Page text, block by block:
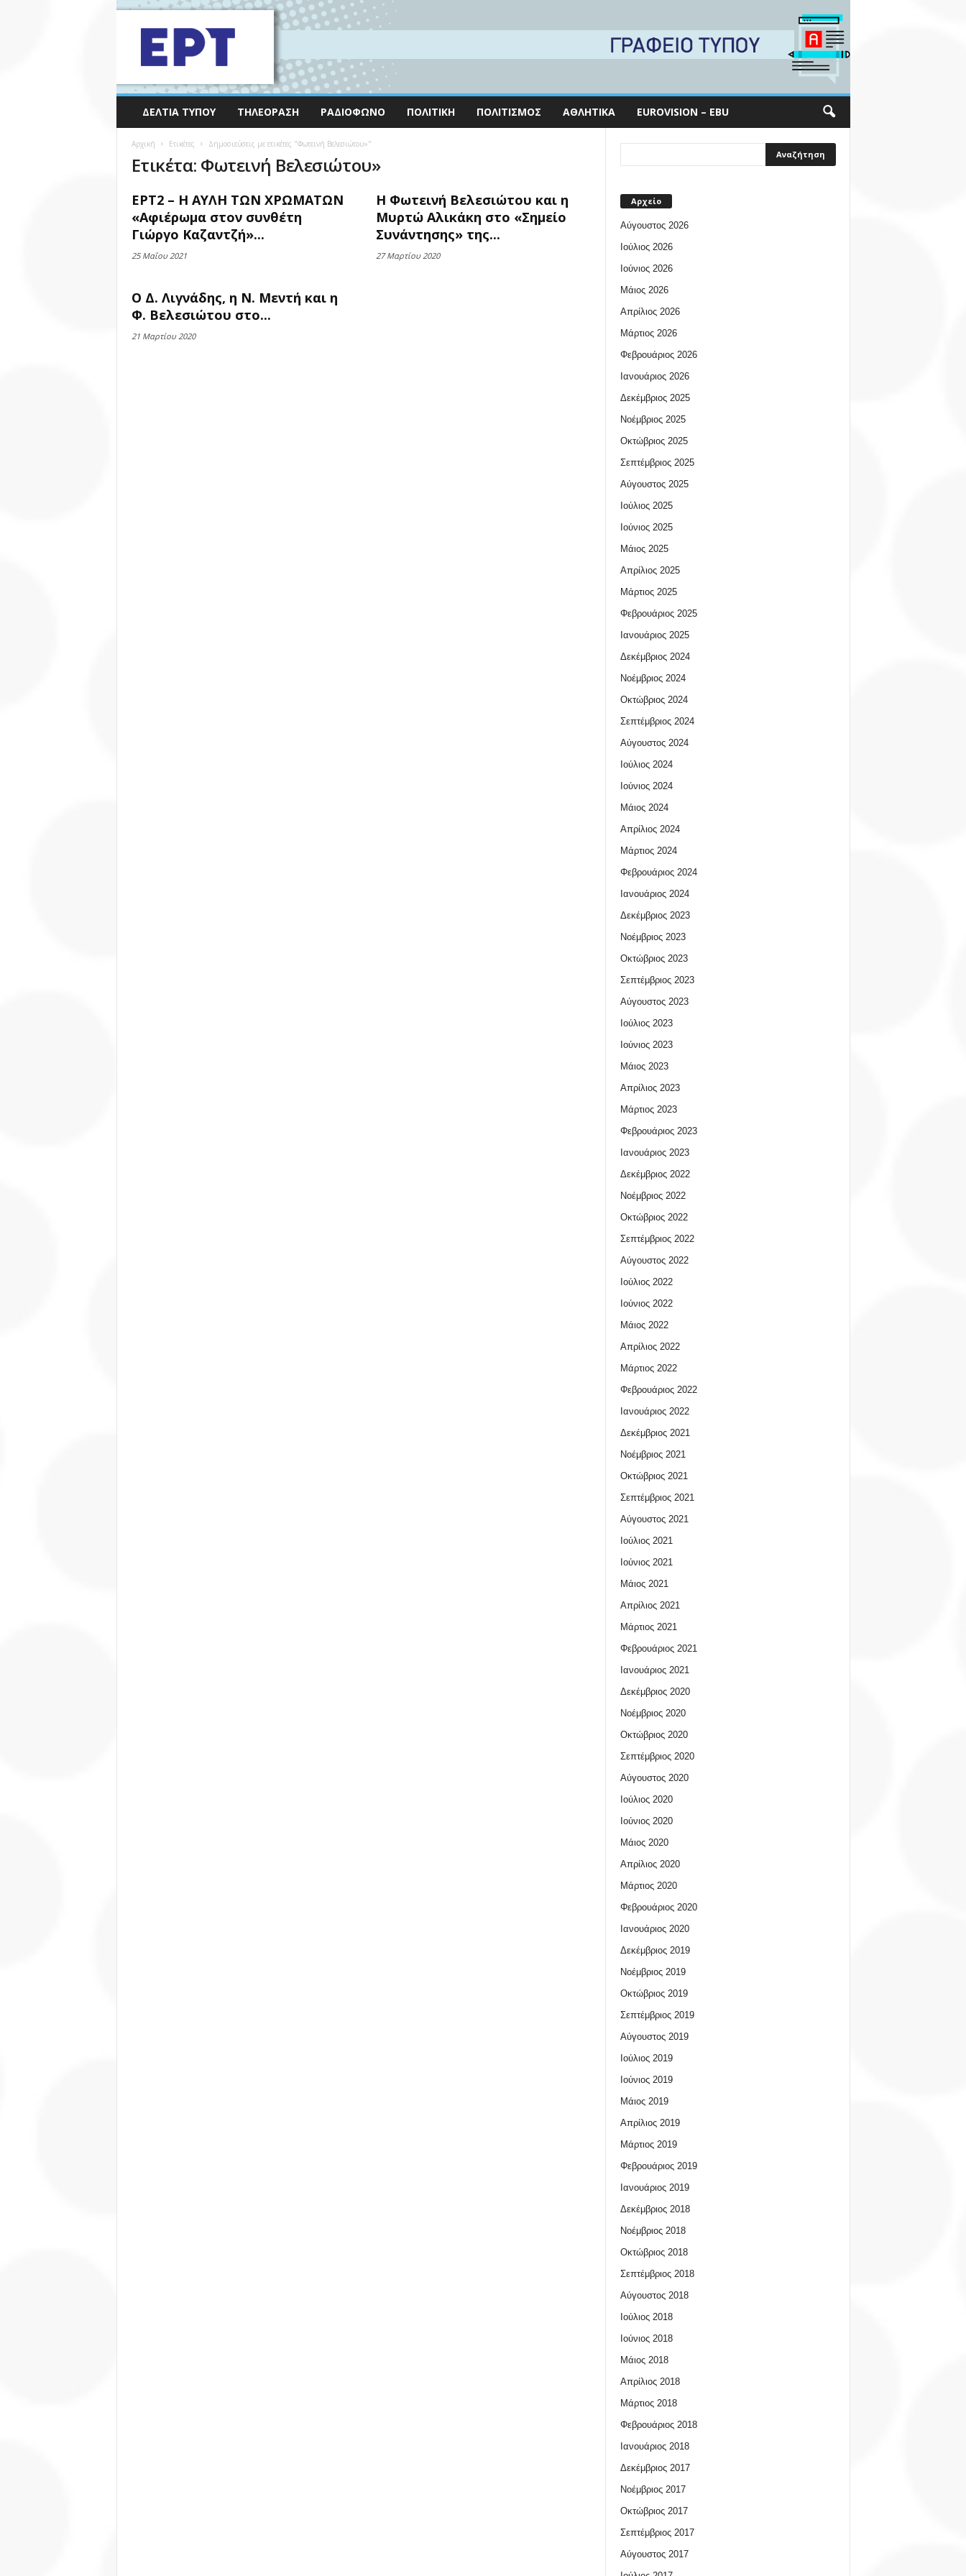
ΔΕΛΤΊΑ ΤΎΠΟΥ ΤΗΛΕΌΡΑΣΗ ΡΑΔΙΌΦΩΝΟ ΠΟΛΙΤΙΚΉ ΠΟΛΙΤΙΣΜΌΣ ΑΘΛΗΤΙΚΆ EUROVISION – EBU
Αρχική Ετικέτες Δημοσιεύσεις με ετικέτες "Φωτεινή Βελεσιώτου»"
Ετικέτα: Φωτεινή Βελεσιώτου»
ΕΡΤ2 – Η ΑΥΛΗ ΤΩΝ ΧΡΩΜΑΤΩΝ
«Αφιέρωμα στον συνθέτη
Γιώργο Καζαντζή»...
25 Μαΐου 2021
Η Φωτεινή Βελεσιώτου και η
Μυρτώ Αλικάκη στο «Σημείο
Συνάντησης» της...
27 Μαρτίου 2020
Ο Δ. Λιγνάδης, η Ν. Μεντή και η
Φ. Βελεσιώτου στο...
21 Μαρτίου 2020
Αρχείο
Αύγουστος 2026
Ιούλιος 2026
Ιούνιος 2026
Μάιος 2026
Απρίλιος 2026
Μάρτιος 2026
Φεβρουάριος 2026
Ιανουάριος 2026
Δεκέμβριος 2025
Νοέμβριος 2025
Οκτώβριος 2025
Σεπτέμβριος 2025
Αύγουστος 2025
Ιούλιος 2025
Ιούνιος 2025
Μάιος 2025
Απρίλιος 2025
Μάρτιος 2025
Φεβρουάριος 2025
Ιανουάριος 2025
Δεκέμβριος 2024
Νοέμβριος 2024
Οκτώβριος 2024
Σεπτέμβριος 2024
Αύγουστος 2024
Ιούλιος 2024
Ιούνιος 2024
Μάιος 2024
Απρίλιος 2024
Μάρτιος 2024
Φεβρουάριος 2024
Ιανουάριος 2024
Δεκέμβριος 2023
Νοέμβριος 2023
Οκτώβριος 2023
Σεπτέμβριος 2023
Αύγουστος 2023
Ιούλιος 2023
Ιούνιος 2023
Μάιος 2023
Απρίλιος 2023
Μάρτιος 2023
Φεβρουάριος 2023
Ιανουάριος 2023
Δεκέμβριος 2022
Νοέμβριος 2022
Οκτώβριος 2022
Σεπτέμβριος 2022
Αύγουστος 2022
Ιούλιος 2022
Ιούνιος 2022
Μάιος 2022
Απρίλιος 2022
Μάρτιος 2022
Φεβρουάριος 2022
Ιανουάριος 2022
Δεκέμβριος 2021
Νοέμβριος 2021
Οκτώβριος 2021
Σεπτέμβριος 2021
Αύγουστος 2021
Ιούλιος 2021
Ιούνιος 2021
Μάιος 2021
Απρίλιος 2021
Μάρτιος 2021
Φεβρουάριος 2021
Ιανουάριος 2021
Δεκέμβριος 2020
Νοέμβριος 2020
Οκτώβριος 2020
Σεπτέμβριος 2020
Αύγουστος 2020
Ιούλιος 2020
Ιούνιος 2020
Μάιος 2020
Απρίλιος 2020
Μάρτιος 2020
Φεβρουάριος 2020
Ιανουάριος 2020
Δεκέμβριος 2019
Νοέμβριος 2019
Οκτώβριος 2019
Σεπτέμβριος 2019
Αύγουστος 2019
Ιούλιος 2019
Ιούνιος 2019
Μάιος 2019
Απρίλιος 2019
Μάρτιος 2019
Φεβρουάριος 2019
Ιανουάριος 2019
Δεκέμβριος 2018
Νοέμβριος 2018
Οκτώβριος 2018
Σεπτέμβριος 2018
Αύγουστος 2018
Ιούλιος 2018
Ιούνιος 2018
Μάιος 2018
Απρίλιος 2018
Μάρτιος 2018
Φεβρουάριος 2018
Ιανουάριος 2018
Δεκέμβριος 2017
Νοέμβριος 2017
Οκτώβριος 2017
Σεπτέμβριος 2017
Αύγουστος 2017